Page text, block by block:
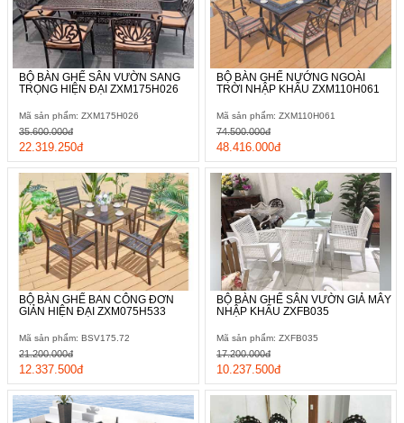
BỘ BÀN GHẾ SÂN VƯỜN SANG
TRỌNG HIỆN ĐẠI ZXM175H026
Mã sản phẩm: ZXM175H026
22.319.250đ
35.600.000đ
BỘ BÀN GHẾ NƯỚNG NGOÀI
TRỜI NHẬP KHẨU ZXM110H061
Mã sản phẩm: ZXM110H061
48.416.000đ
74.500.000đ
BỘ BÀN GHẾ BAN CÔNG ĐƠN
GIẢN HIỆN ĐẠI ZXM075H533
Mã sản phẩm: BSV175.72
12.337.500đ
21.200.000đ
BỘ BÀN GHẾ SÂN VƯỜN GIẢ MÂY
NHẬP KHẨU ZXFB035
Mã sản phẩm: ZXFB035
10.237.500đ
17.200.000đ